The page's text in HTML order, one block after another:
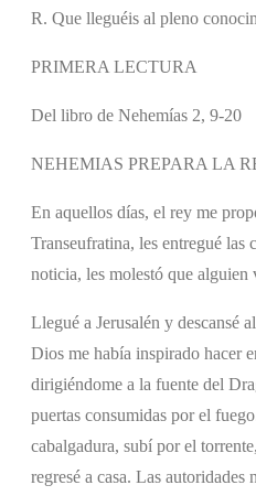
R. Que lleguéis al pleno
PRIMERA LECTURA
Del libro de Nehemías 2, 9-20
NEHEMIAS PREPARA LA
En aquellos días, el rey me
Transeufratina, les entregué las
noticia, les molestó que alguien
Llegué a Jerusalén y descansé
Dios me había inspirado hacer
dirigiéndome a la fuente del
puertas consumidas por el
cabalgadura, subí por el
regresé a casa. Las